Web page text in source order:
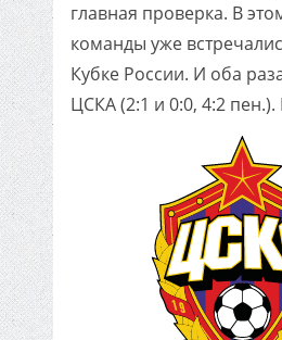
главная проверка. В
команды уже
Кубке России. И оба
ЦСКА (2:1 и 0:0, 4:2